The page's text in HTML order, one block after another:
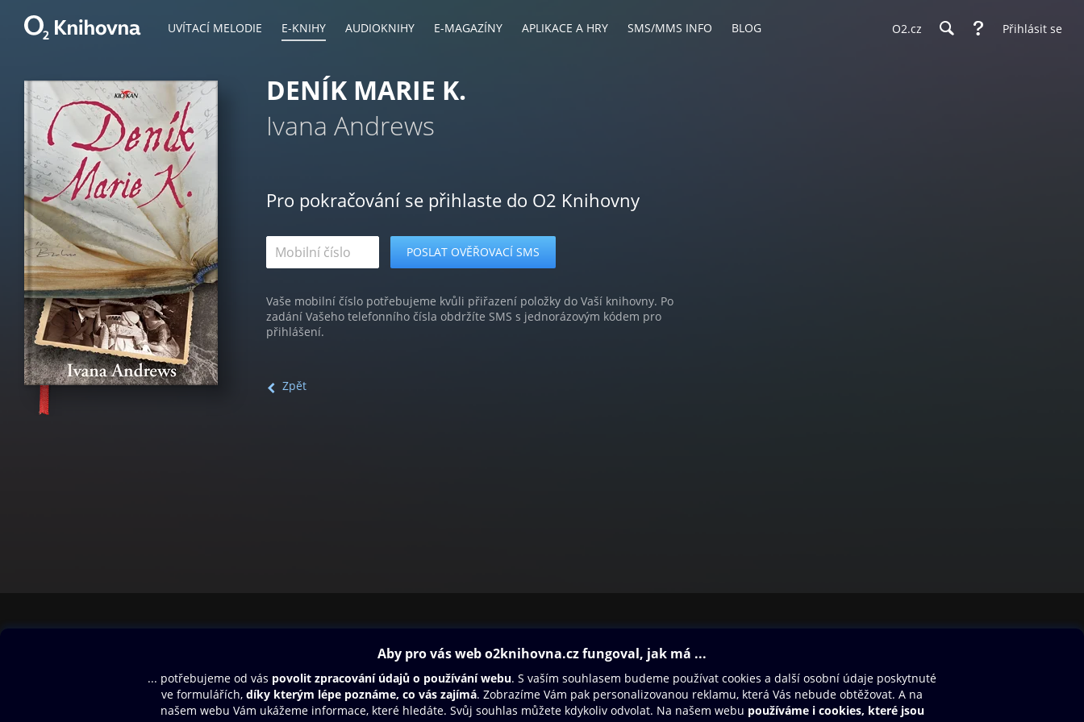
UVÍTACÍ MELODIE E-KNIHY AUDIOKNIHY E-MAGAZÍNY APLIKACE A HRY SMS/MMS INFO BLOG O2.cz Přihlásit se
DENÍK MARIE K.
Ivana Andrews
Pro pokračování se přihlaste do O2 Knihovny
Vaše mobilní číslo potřebujeme kvůli přiřazení položky do Vaší knihovny. Po
zadání Vašeho telefonního čísla obdržíte SMS s jednorázovým kódem pro
přihlášení.
Zpět
Aplikace a hry
SMS/MMS Info
Blog
Dárkový poukaz
Nápověda
Oneplay Originály
Sport